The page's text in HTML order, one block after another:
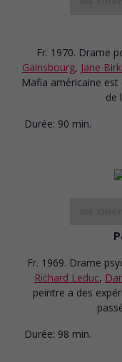
Fr. 1970. Drame
Gainsbourg, Jane
Mafia américaine
de
Durée: 90 min.
Fr. 1969. Drame
Richard Leduc,
peintre a des
Durée: 98 min.